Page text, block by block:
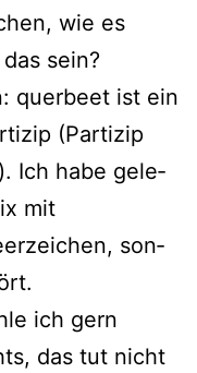
wie es
sein?
quer­beet ist ein
(Partizip
Ich habe gele­
mit
son­
ich gern
das tut nicht